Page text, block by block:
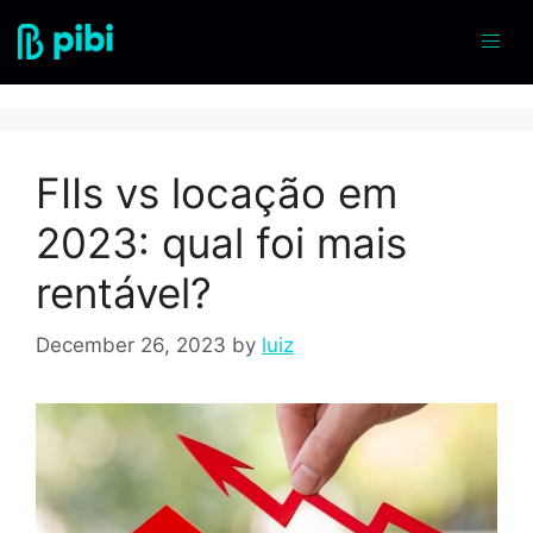
FIIs
FIIs vs locação em
2023: qual foi mais
rentável?
December 26, 2023 by luiz